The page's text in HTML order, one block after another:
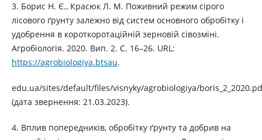
3. Борис Н. Є., Красюк Л. М. Поживний режим сірого
лісового ґрунту залежно від систем основного обробітку і
удобрення в короткоротаційній зерновій сівозміні.
Агробіологія. 2020. Вип. 2. С. 16–26. URL:
https://agrobiologiya.btsau.
edu.ua/sites/default/files/visnyky/agrobiologiya/
(дата звернення: 21.03.2023).
4. Вплив попередників, обробітку ґрунту та добрив на